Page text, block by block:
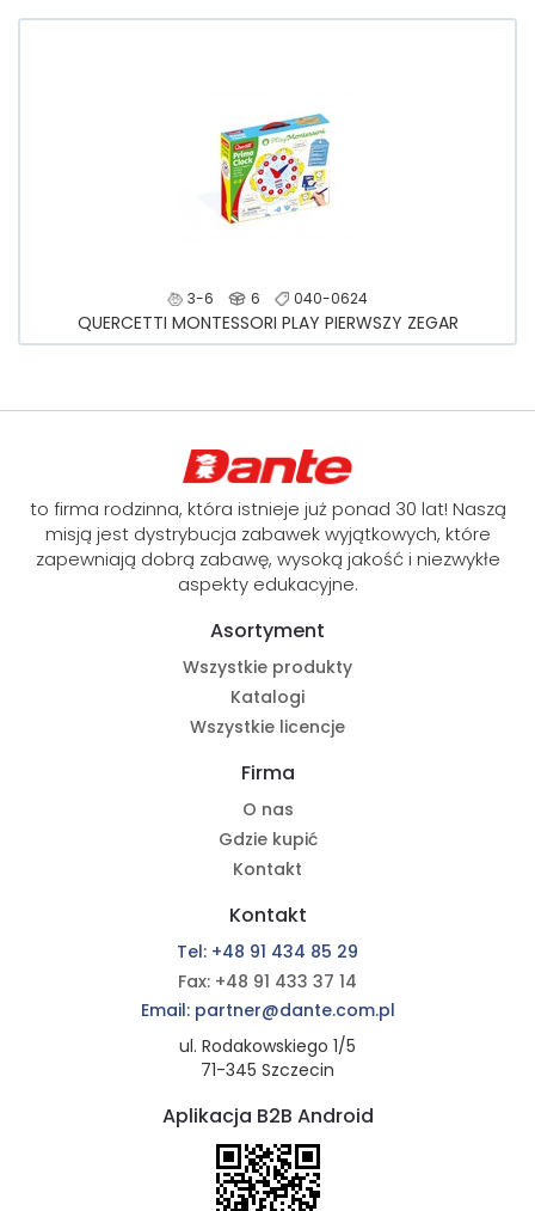
3-6 6 040-0624
QUERCETTI MONTESSORI PLAY PIERWSZY ZEGAR
to firma rodzinna, która istnieje już ponad 30 lat! Naszą
misją jest dystrybucja zabawek wyjątkowych, które
zapewniają dobrą zabawę, wysoką jakość i niezwykłe
aspekty edukacyjne.
Asortyment
Wszystkie produkty
Katalogi
Wszystkie licencje
Firma
O nas
Gdzie kupić
Kontakt
Kontakt
Tel: +48 91 434 85 29
Fax: +48 91 433 37 14
Email: partner@dante.com.pl
ul. Rodakowskiego 1/5
71-345 Szczecin
Aplikacja B2B Android